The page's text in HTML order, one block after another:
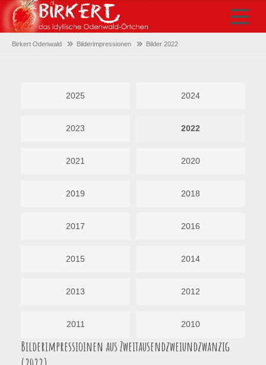
Birkert Odenwald Bilderimpressionen Bilder 2022
2025 2024
2023 2022
2021 2020
2019 2018
2017 2016
2015 2014
2013 2012
2011 2010
Bilderimpressioinen aus Zweitausendzweiundzwanzig